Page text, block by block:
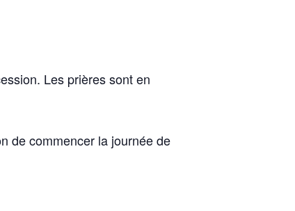
Les prières sont en
de commencer la journée de